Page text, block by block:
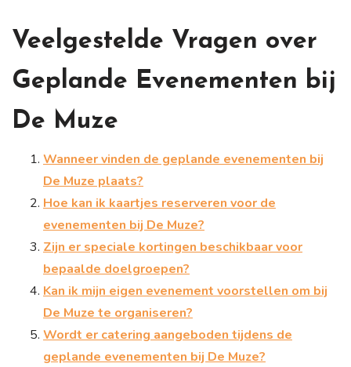
Veelgestelde Vragen over
Geplande Evenementen bij
De Muze
Wanneer vinden de geplande evenementen bij
De Muze plaats?
Hoe kan ik kaartjes reserveren voor de
evenementen bij De Muze?
Zijn er speciale kortingen beschikbaar voor
bepaalde doelgroepen?
Kan ik mijn eigen evenement voorstellen om bij
De Muze te organiseren?
Wordt er catering aangeboden tijdens de
geplande evenementen bij De Muze?